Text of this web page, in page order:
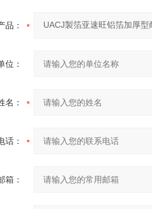
品：
位：
名：
话：
箱：